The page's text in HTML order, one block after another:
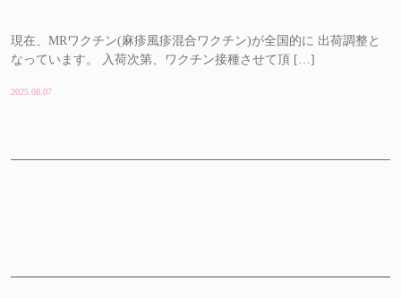
現在、MRワクチン(麻疹風疹混合ワクチン)が全国的に 出荷調整と
なっています。 入荷次第、ワクチン接種させて頂 […]
2025.08.07